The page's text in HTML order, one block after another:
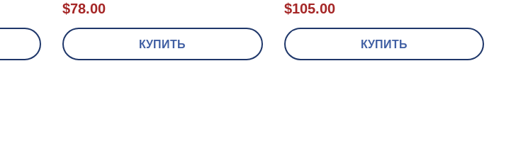
$78.00
КУПИТЬ
$105.00
КУПИТЬ